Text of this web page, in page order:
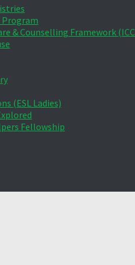
Program
& Counselling Framework
(ESL Ladies)
Fellowship